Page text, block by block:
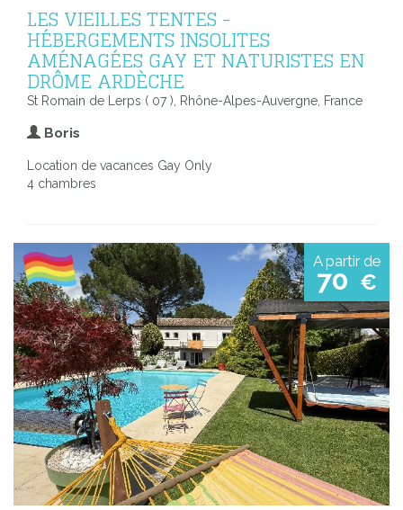
LES VIEILLES TENTES -
HÉBERGEMENTS INSOLITES
AMÉNAGÉES GAY ET NATURISTES EN
DRÔME ARDÈCHE
St Romain de Lerps ( 07 ), Rhône-Alpes-Auvergne, France
Boris
Location de vacances Gay Only
4 chambres
A partir de
70 €